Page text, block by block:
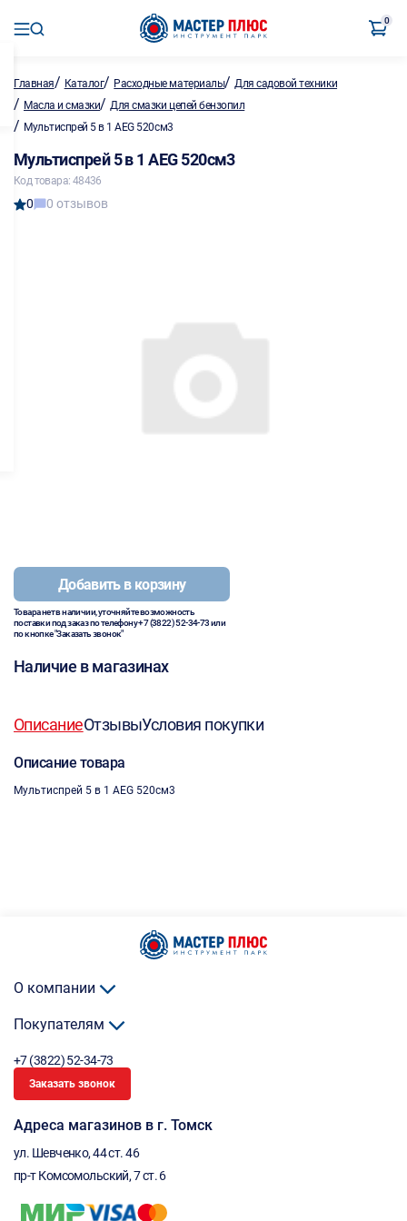
0
Главная/ Каталог/ Расходные материалы/Для садовой техники
/ Масла и смазки/Для смазки цепей бензопил
/ Мультиспрей 5 в 1 AEG 520см3
Мультиспрей 5 в 1 AEG 520см3
Код товара: 48436
0 0 отзывов
Добавить в корзину
Товара нет в наличии, уточняйте возможность
поставки под заказ по телефону+7 (3822) 52-34-73или
по кнопке "Заказать звонок"
Наличие в магазинах
ОписаниеОтзывыУсловия покупки
Описание товара
Мультиспрей 5 в 1 AEG 520см3
О компании
Покупателям
+7 (3822) 52-34-73
Заказать звонок
Адреса магазинов в г. Томск
ул. Шевченко, 44 ст. 46
пр-т Комсомольский, 7 ст. 6